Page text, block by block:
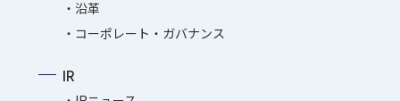
沿革
コーポレート・ガバナンス
IR